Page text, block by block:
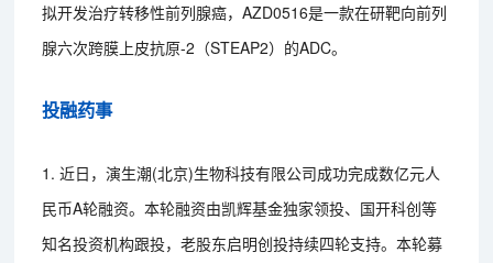
拟开发治疗转移性前列腺癌，AZD0516是一款在研靶向前列
腺六次跨膜上皮抗原-2（STEAP2）的ADC。
投融药事
1. 近日，演生潮(北京)生物科技有限公司成功完成数亿元人
民币A轮融资。本轮融资由凯辉基金独家领投、国开科创等
知名投资机构跟投，老股东启明创投持续四轮支持。本轮募